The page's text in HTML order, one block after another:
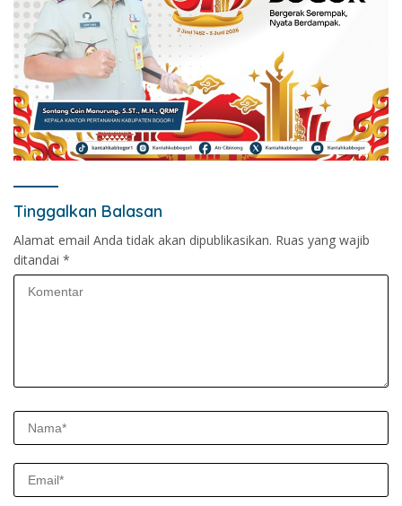
Tinggalkan Balasan
Alamat email Anda tidak akan dipublikasikan. Ruas yang wajib
ditandai *